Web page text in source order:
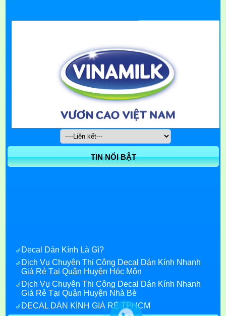
TIN NỔI BẬT
Decal Dán Kính Là Gì?
Dịch Vụ Chuyên Thi Công Decal Dán Kính Nhanh
Giá Rẻ Tại Quận Huyện Hóc Môn
Dịch Vụ Chuyên Thi Công Decal Dán Kính Nhanh
Giá Rẻ Tại Quận Huyện Nhà Bè
DECAL DÁN KÍNH GIÁ RẺ TPHCM
Decal Dán Kính Giá Rẻ quận 7